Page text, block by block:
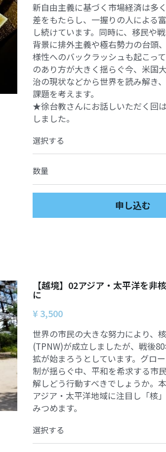
新自由主義に基づく市場経済は多
差をもたらし、一握りの人による
し続けています。同時に、移民や
背景に排外主義や極右勢力の台頭
様性へのバックラッシュも起こっ
のあり方が大きく揺らぐ今、米国
治の現状などから世界を読み解き
課題を考えます。
★徐台教さんにお話しいただく回
しました。
選択する
数量
申し込む
【越境】02アジア・太平洋を非
に
¥ 3,500
世界の市民の大きな努力により、
(TPNW)が成立しましたが、戦後
拡が始まろうとしています。グロ
制が揺らぐ中、平和を希求する市
解しどう行動すべきでしょうか。
アジア・太平洋地域に注目し「核
みつめます。
選択する